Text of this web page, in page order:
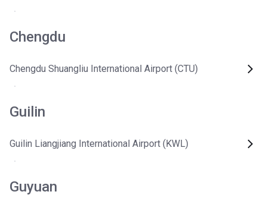
Chengdu
Chengdu Shuangliu International Airport (CTU)
Guilin
Guilin Liangjiang International Airport (KWL)
Guyuan